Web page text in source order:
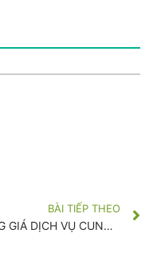
BÀI TIẾP THEO
BẢNG GIÁ DỊCH VỤ CUNG ỨNG LAO ĐỘNG TP HCM